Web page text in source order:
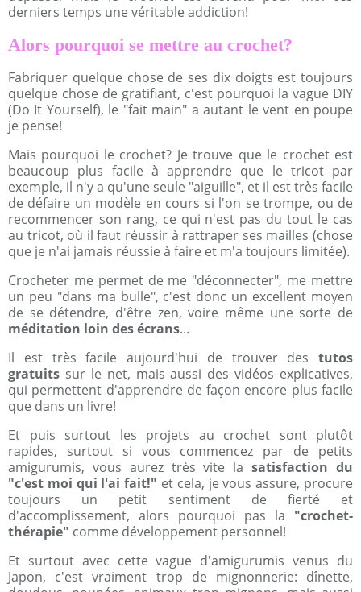
derniers temps une véritable addiction!
Alors pourquoi se mettre au crochet?
Fabriquer quelque chose de ses dix doigts est toujours
quelque chose de gratifiant, c'est pourquoi la vague DIY
(Do It Yourself), le "fait main" a autant le vent en poupe
je pense!
Mais pourquoi le crochet? Je trouve que le crochet est
beaucoup plus facile à apprendre que le tricot par
exemple, il n'y a qu'une seule "aiguille", et il est très facile
de défaire un modèle en cours si l'on se trompe, ou de
recommencer son rang, ce qui n'est pas du tout le cas
au tricot, où il faut réussir à rattraper ses mailles (chose
que je n'ai jamais réussie à faire et m'a toujours limitée).
Crocheter me permet de me "déconnecter", me mettre
un peu "dans ma bulle", c'est donc un excellent moyen
de se détendre, d'être zen, voire même une sorte de
méditation loin des écrans...
Il est très facile aujourd'hui de trouver des tutos
gratuits sur le net, mais aussi des vidéos explicatives,
qui permettent d'apprendre de façon encore plus facile
que dans un livre!
Et puis surtout les projets au crochet sont plutôt
rapides, surtout si vous commencez par de petits
amigurumis, vous aurez très vite lasatisfaction du
"c'est moi qui l'ai fait!" et cela, je vous assure, procure
toujours un petit sentiment de fierté et
d'accomplissement, alors pourquoi pas la "crochet-
thérapie" comme développement personnel!
Et surtout avec cette vague d'amigurumis venus du
Japon, c'est vraiment trop de mignonnerie: dînette,